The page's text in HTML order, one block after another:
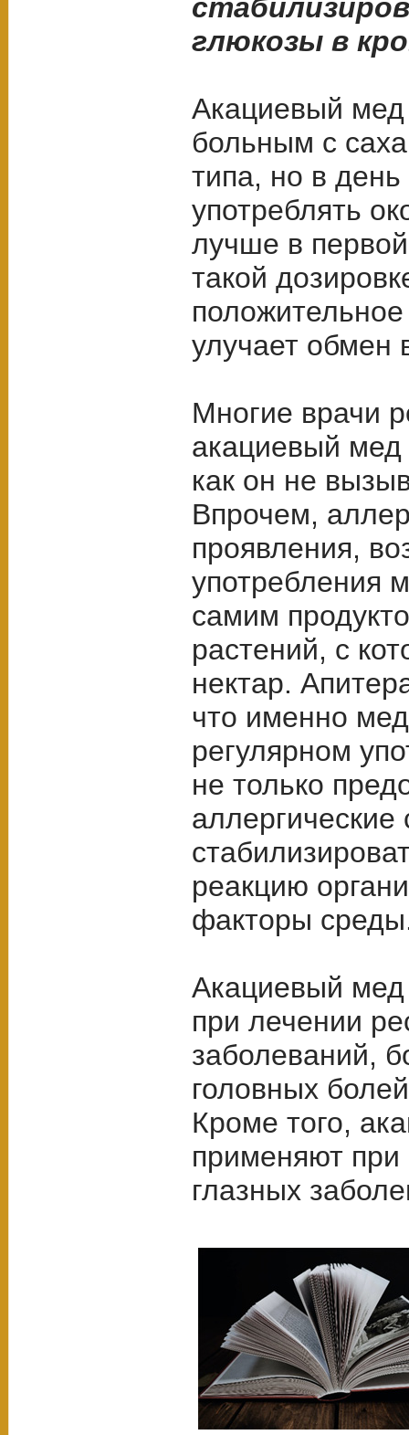
глюкозы в
Акациевый
больным с
типа, но в
употреблять
лучше в
такой
улучает обмен
Многие врачи
акациевый
как он не
Впрочем,
проявления,
употребления
самим
растений, с
нектар.
что именно
регулярном
не только
реакцию
факторы
Акациевый
при лечении
заболеваний,
головных
Кроме того,
применяют
глазных